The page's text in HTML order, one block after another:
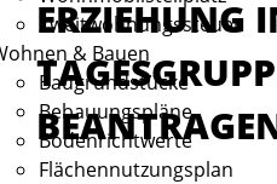
Zweitwohnungssteuer
& Bauen
Baugrundstücke
Bebauungspläne
Bodenrichtwerte
Flächennutzungsplan
ERZIEHUNG